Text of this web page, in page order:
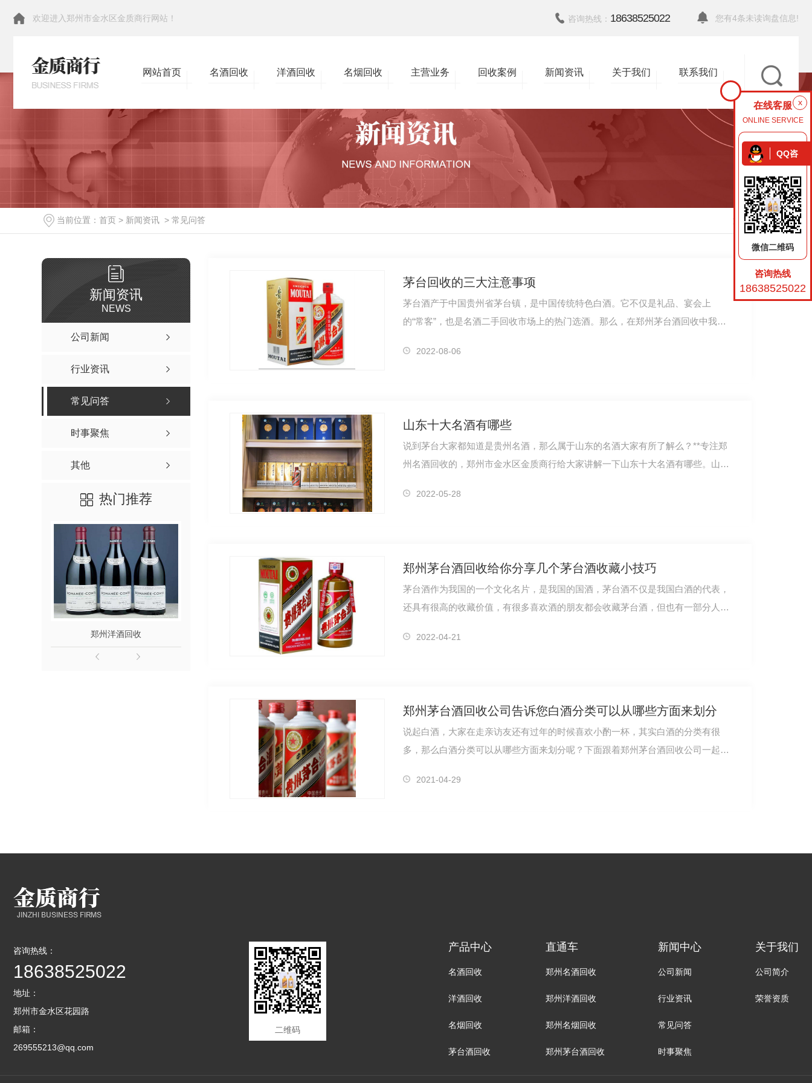
欢迎进入郑州市金水区金质商行网站！ 您有4条未读询盘信息!
咨询热线： 18638525022
网站首页 名酒回收 洋酒回收 名烟回收 主营业务 回收案例 新闻资讯 关于我们 联系我们
当前位置： 首页 > 新闻资讯 > 常见问答 返回
新闻资讯
NEWS
公司新闻
行业资讯
常见问答
时事聚焦
其他
热门推荐
郑州洋酒回收 郑州名烟回收 郑州茅台酒回收
茅台回收的三大注意事项
茅台酒产于中国贵州省茅台镇，是中国传统特色白酒。它不仅是礼品、宴会上
的“常客”，也是名酒二手回收市场上的热门选酒。那么，在郑州茅台酒回收中我们
2022-08-06
山东十大名酒有哪些
说到茅台大家都知道是贵州名酒，那么属于山东的名酒大家有所了解么？**专注郑
州名酒回收的，郑州市金水区金质商行给大家讲解一下山东十大名酒有哪些。山东
2022-05-28
郑州茅台酒回收给你分享几个茅台酒收藏小技巧
茅台酒作为我国的一个文化名片，是我国的国酒，茅台酒不仅是我国白酒的代表，
还具有很高的收藏价值，有很多喜欢酒的朋友都会收藏茅台酒，但也有一部分人不
2022-04-21
郑州茅台酒回收公司告诉您白酒分类可以从哪些方面来划分
说起白酒，大家在走亲访友还有过年的时候喜欢小酌一杯，其实白酒的分类有很
多，那么白酒分类可以从哪些方面来划分呢？下面跟着郑州茅台酒回收公司一起来
2021-04-29
咨询热线：
18638525022
地址：
郑州市金水区花园路
邮箱：
269555213@qq.com
二维码
产品中心
名酒回收
洋酒回收
名烟回收
茅台酒回收
直通车
郑州名酒回收
郑州洋酒回收
郑州名烟回收
郑州茅台酒回收
新闻中心
公司新闻
行业资讯
常见问答
时事聚焦
关于我们
公司简介
荣誉资质
x
在线客服
ONLINE SERVICE
QQ咨
询
微信二维码
咨询热线
18638525022